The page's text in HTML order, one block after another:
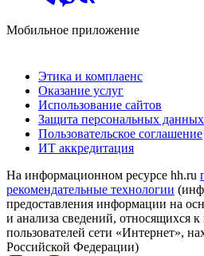
Мобильное приложение
Этика и комплаенс
Оказание услуг
Использование сайтов
Защита персональных данных
Пользовательское соглашение
ИТ аккредитация
На информационном ресурсе hh.ru
рекомендательные технологии
предоставления информации на
и анализа сведений, относящихся
пользователей сети «Интернет»,
Российской Федерации)